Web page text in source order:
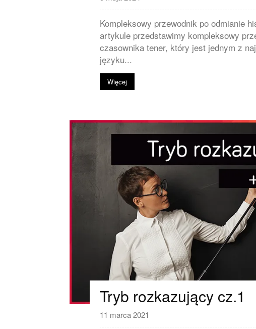
Kompleksowy przewodnik po odmianie
artykule przedstawimy kompleksowy
czasownika tener, który jest jednym z
języku...
Więcej
Tryb rozkazujący cz.1
11 marca 2021